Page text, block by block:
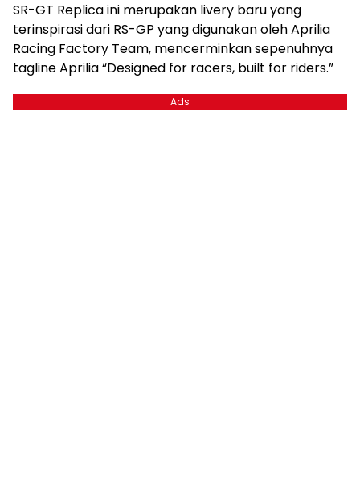
SR-GT Replica ini merupakan livery baru yang
terinspirasi dari RS-GP yang digunakan oleh Aprilia
Racing Factory Team, mencerminkan sepenuhnya
tagline Aprilia “Designed for racers, built for riders.”
Ads